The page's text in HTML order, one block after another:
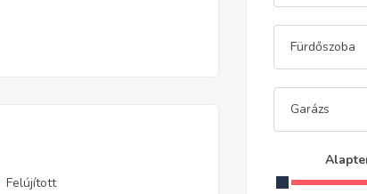
Felújított
Fürdőszoba
Garázs